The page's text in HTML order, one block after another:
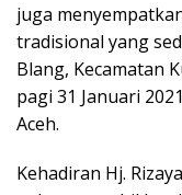
juga
tradisional yang
Blang, Kecamatan
pagi 31 Januari
Aceh.
Kehadiran Hj.